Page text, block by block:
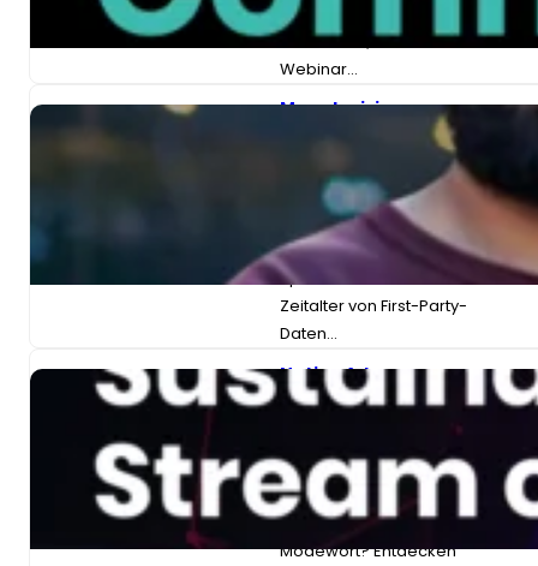
DEMAND WEBINAR Gen AI
x Comms Q&A
Webinar…
Monetarisierung
Sportnachrichten
im Zeitalter von
First-Party-Daten
ON-DEMAND-WEBINAR:
Monetarisierung von
Sportnachrichten im
Zeitalter von First-Party-
Daten…
Native Ads:
Nachhaltige
Einnahmequelle
ON-DEMAND-WEBINAR
Native Ads: Nachhaltige
Einnahmequelle oder
Modewort? Entdecken